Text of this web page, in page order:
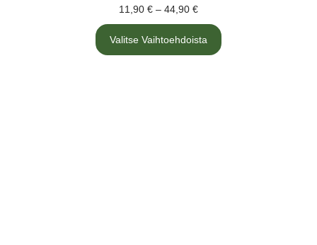
11,90 € – 44,90 €
Valitse Vaihtoehdoista